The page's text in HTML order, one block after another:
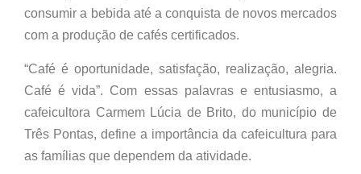
consumir a bebida até a conquista de novos mercados
com a produção de cafés certificados.
“Café é oportunidade, satisfação, realização, alegria.
Café é vida”. Com essas palavras e entusiasmo, a
cafeicultora Carmem Lúcia de Brito, do município de
Três Pontas, define a importância da cafeicultura para
as famílias que dependem da atividade.